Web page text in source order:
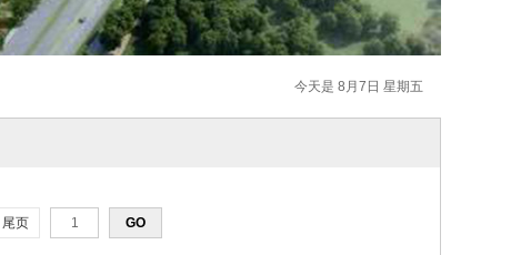
今天是 8月7日 星期五
尾页